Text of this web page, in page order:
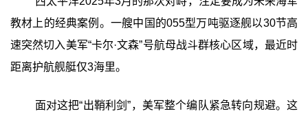
教材上的经典案例。一艘中国的055型万吨驱逐舰以30节高
速突然切入美军“卡尔·文森”号航母战斗群核心区域，最近时
距离护航舰艇仅3海里。
面对这把“出鞘利剑”，美军整个编队紧急转向规避。这